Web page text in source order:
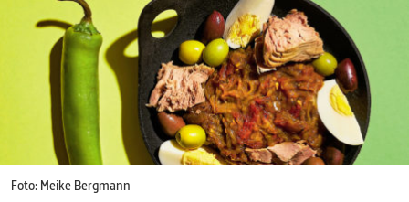
Foto: Meike Bergmann